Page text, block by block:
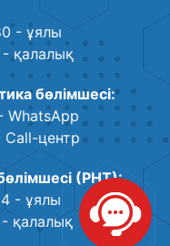
- ұялы
- қалалық
бөлімшесі:
WhatsApp
Call-центр
(РНТ):
- ұялы
қалалық